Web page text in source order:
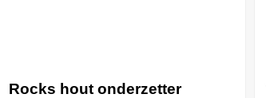
Rocks hout onderzetter